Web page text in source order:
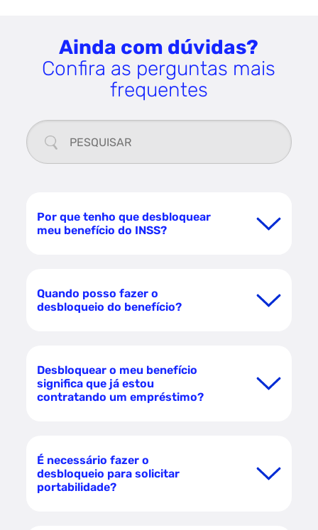
Ainda com dúvidas?
Confira as perguntas mais
frequentes
Por que tenho que desbloquear
meu benefício do INSS?
Quando posso fazer o
desbloqueio do benefício?
Desbloquear o meu benefício
significa que já estou
contratando um empréstimo?
É necessário fazer o
desbloqueio para solicitar
portabilidade?